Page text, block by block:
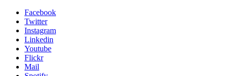
Facebook
Twitter
Instagram
Linkedin
Youtube
Flickr
Mail